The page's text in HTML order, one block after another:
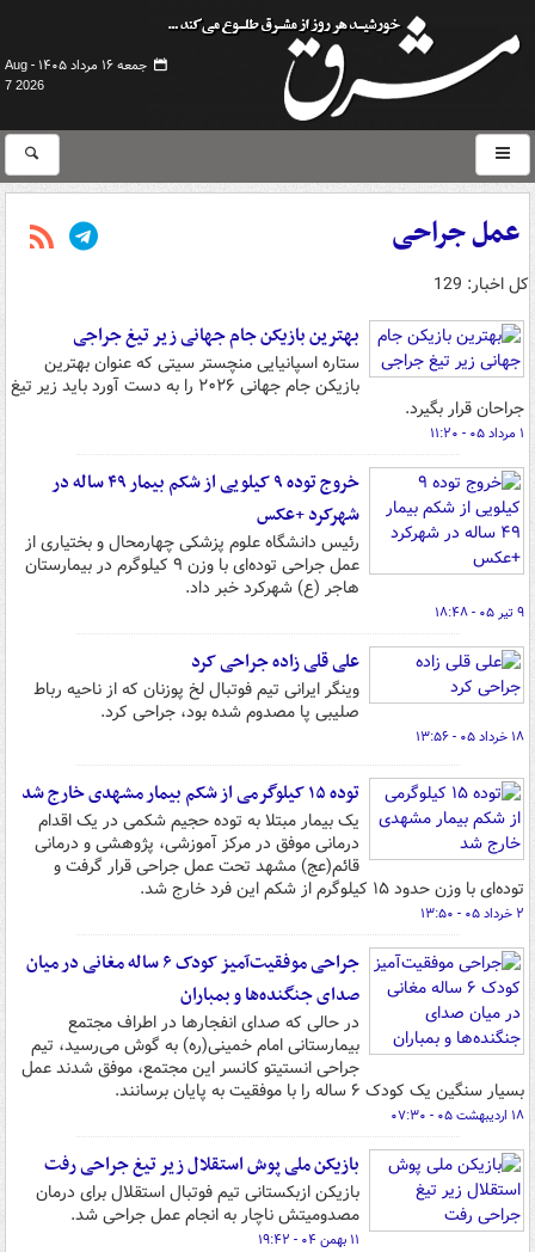
جمعه ۱۶ مرداد ۱۴۰۵ -
Aug
7 2026
عمل جراحی
کل اخبار: 129
بهترین بازیکن جام جهانی زیر تیغ جراجی
ستاره اسپانیایی منچستر سیتی که عنوان بهترین
بازیکن جام جهانی ۲۰۲۶ را به دست آورد باید زیر تیغ
جراحان قرار بگیرد.
۱ مرداد ۰۵ - ۱۱:۲۰
خروج توده ۹ کیلویی از شکم بیمار ۴۹ ساله در
شهرکرد +عکس
رئیس دانشگاه علوم پزشکی چهارمحال و بختیاری از
عمل جراحی توده‌ای با وزن ۹ کیلوگرم در بیمارستان
هاجر (ع) شهرکرد خبر داد.
۹ تیر ۰۵ - ۱۸:۴۸
علی قلی زاده جراحی کرد
وینگر ایرانی تیم فوتبال لخ پوزنان که از ناحیه رباط
صلیبی پا مصدوم شده بود، جراحی کرد.
۱۸ خرداد ۰۵ - ۱۳:۵۶
توده ۱۵ کیلوگرمی از شکم بیمار مشهدی خارج شد
یک بیمار مبتلا به توده حجیم شکمی در یک اقدام
درمانی موفق در مرکز آموزشی، پژوهشی و درمانی
قائم(عج) مشهد تحت عمل جراحی قرار گرفت و
توده‌ای با وزن حدود ۱۵ کیلوگرم از شکم این فرد خارج شد.
۲ خرداد ۰۵ - ۱۳:۵۰
جراحی موفقیت‌آمیز کودک ۶ ساله مغانی در میان
صدای جنگنده‌ها و بمباران
در حالی که صدای انفجارها در اطراف مجتمع
بیمارستانی امام خمینی(ره) به گوش می‌رسید، تیم
جراحی انستیتو کانسر این مجتمع، موفق شدند عمل
بسیار سنگین یک کودک ۶ ساله را با موفقیت به پایان برسانند.
۱۸ اردیبهشت ۰۵ - ۰۷:۳۰
بازیکن ملی پوش استقلال زیر تیغ جراحی رفت
بازیکن ازبکستانی تیم فوتبال استقلال برای درمان
مصدومیتش ناچار به انجام عمل جراحی شد.
۱۱ بهمن ۰۴ - ۱۹:۴۲